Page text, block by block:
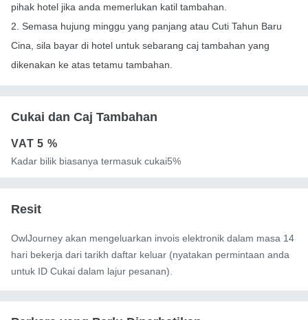
pihak hotel jika anda memerlukan katil tambahan.
2. Semasa hujung minggu yang panjang atau Cuti Tahun Baru
Cina, sila bayar di hotel untuk sebarang caj tambahan yang
dikenakan ke atas tetamu tambahan.
Cukai dan Caj Tambahan
VAT5 %
Kadar bilik biasanya termasuk cukai5%
Resit
OwlJourney akan mengeluarkan invois elektronik dalam masa 14
hari bekerja dari tarikh daftar keluar (nyatakan permintaan anda
untuk ID Cukai dalam lajur pesanan).